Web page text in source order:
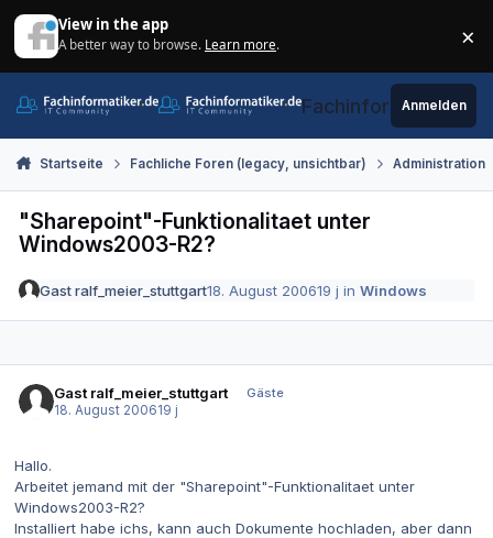
View in the app
A better way to browse. Learn more. ×
Fachinformatiker.de
Anmelden
Startseite Fachliche Foren (legacy, unsichtbar) Administration
"Sharepoint"-Funktionalitaet unter
Windows2003-R2?
Gast ralf_meier_stuttgart18. August 200619 j inWindows
Gast ralf_meier_stuttgart
Gäste
18. August 200619 j
Hallo.
Arbeitet jemand mit der "Sharepoint"-Funktionalitaet unter
Windows2003-R2?
Installiert habe ichs, kann auch Dokumente hochladen, aber dann